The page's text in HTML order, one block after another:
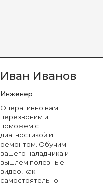
Иван Иванов
Инженер
Оперативно вам
перезвоним и
поможем с
диагностикой и
ремонтом. Обучим
вашего наладчика и
вышлем полезные
видео, как
самостоятельно